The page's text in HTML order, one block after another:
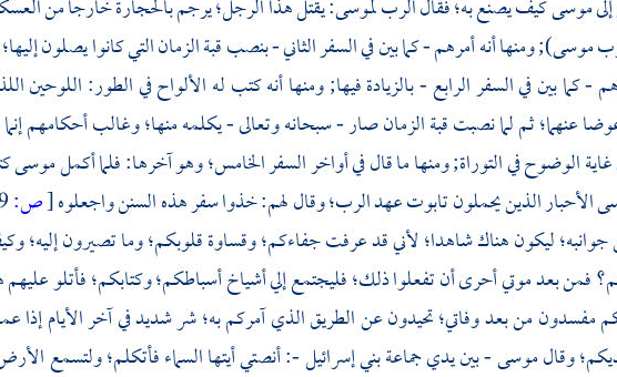
موسىكيف يصنع به؛ فقال الربلموسى:يقتل هذا الرجل؛ يرجم بالحجارة خارجا من
موسى);ومنها أنه أمرهم - كما بين في السفر الثاني - بنصب قبة الزمان التي كانوا يصلون
كما بين في السفر الرابع - بالزيادة فيها; ومنها أنه كتب له الألواح فيالطور:اللوحين
عنهما؛ ثم لما نصبت قبة الزمان صار - سبحانه وتعالى - يكلمه منها؛ وغالب أحكامهم
الوضوح في التوراة; ومنها ما قال في أواخر السفر الخامس؛ وهو آخرها: فلما أكملموسى
الأحبار الذين يحملون تابوت عهد الرب؛ وقال لهم: خذوا سفر هذه السنن واجعلوه[ص:
ليكون هناك شاهدا؛ لأني قد عرفت جفاءكم؛ وقساوة قلوبكم؛ وما تصيرون إليه؛
فمن بعد موتي أحرى أن تفعلوا ذلك؛ فليجتمع إلي أشياخ أسباطكم؛ وكتابكم؛ فأتلو
مفسدون من بعد وفاتي؛ تحيدون عن الطريق الذي آمركم به؛ شر شديد في آخر الأيام إذا
وقالموسى- بين يدي جماعة بني إسرائيل -: أنصتي أيتها السماء فأتكلم؛ ولتسمع